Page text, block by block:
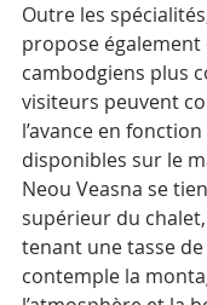
Outre les
propose également
cambodgiens plus
visiteurs peuvent
l’avance en
disponibles sur le
Neou Veasna se
supérieur du
tenant une tasse de
contemple la